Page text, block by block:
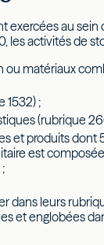
exercées au sein
les activités de
ou matériaux
1532) ;
(rubrique
et produits dont
est
dans leurs
et englobées